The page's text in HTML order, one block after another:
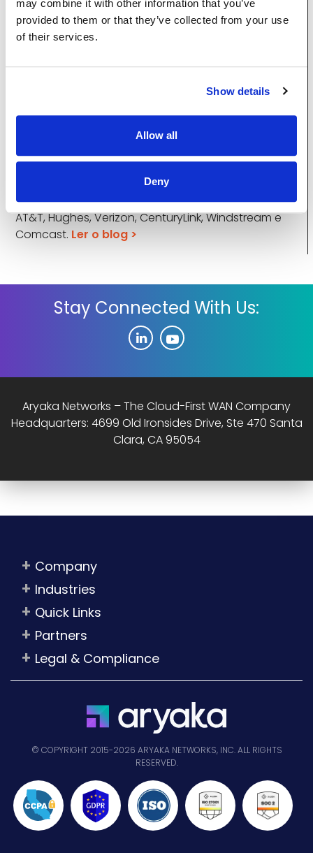
may combine it with other information that you’ve
provided to them or that they’ve collected from your use
of their services.
Show details
Allow all
Deny
Enterprise Strategy Group, Bob Lalibert, e o
especialista da Aryaka, Paul Liesenberg, discutem
as arquiteturas SD-WAN pós-COVID, à medida que
segurança e economia de custos.Reserve seu
Aryaka é declarada líder do setor de SD-WAN
gerenciada pelo Vertical Systems Group
Aryaka está classificada entre os líderes do setor
com base em sites de SD-WAN gerenciada
instalados e faturáveis nos EUA em 2019.
A Aryaka foi acompanhada no LEADERBOARD pela
AT&T, Hughes, Verizon, CenturyLink, Windstream e
Comcast. Ler o blog >
Stay Connected With Us:
Aryaka Networks – The Cloud-First WAN Company
Headquarters: 4699 Old Ironsides Drive, Ste 470 Santa
Clara, CA 95054
Company
Industries
Quick Links
Partners
Legal & Compliance
© COPYRIGHT 2015-2026 ARYAKA NETWORKS, INC. ALL RIGHTS
RESERVED.